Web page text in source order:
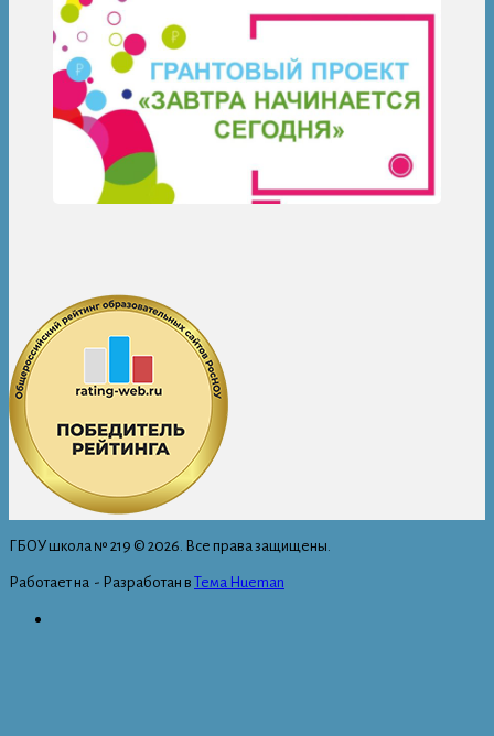
ГБОУ школа № 219 © 2026. Все права защищены.
Работает на - Разработан в Тема Hueman